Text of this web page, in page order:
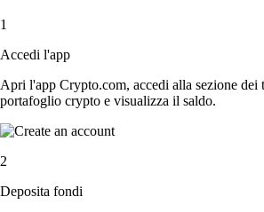
1
Accedi l'app
Apri l'app Crypto.com, accedi alla sezione dei
portafoglio crypto e visualizza il saldo.
2
Deposita fondi